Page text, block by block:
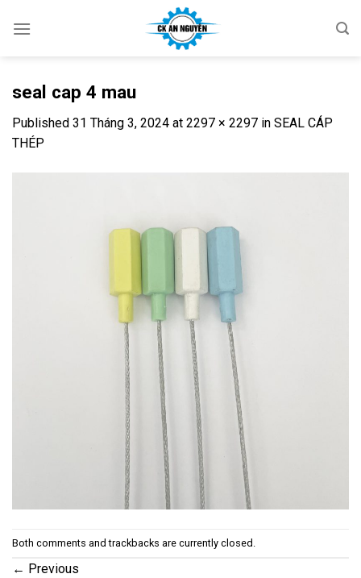
seal cap 4 mau
Published 31 Tháng 3, 2024 at 2297 × 2297 in SEAL CÁP
THÉP
Both comments and trackbacks are currently closed.
← Previous